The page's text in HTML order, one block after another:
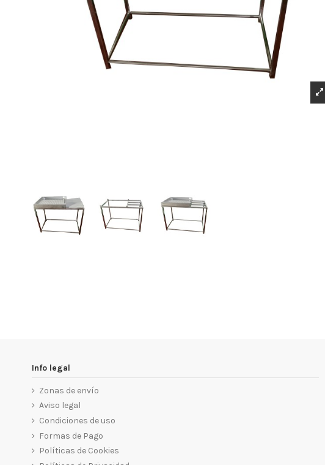
Info legal
Zonas de envío
Aviso legal
Condiciones de uso
Formas de Pago
Políticas de Cookies